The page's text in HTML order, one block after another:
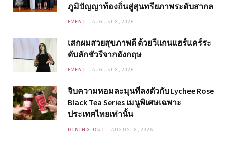
ภูมิปัญญาท้องถิ่นสู่สุนทรียภาพระดับสากล
EVENT AUGUST 8, 2026
เสกผมสวยสุขภาพดี ด้วยวีแกนแฮร์แคร์ระ
ดับลักชัวรีจากอังกฤษ
EVENT AUGUST 8, 2026
จิบความหอมละมุนที่ลงตัวกับ Lychee Rose
Black Tea Series เมนูพิเศษเฉพาะ
ประเทศไทยเท่านั้น
DINING OUT AUGUST 8, 2026